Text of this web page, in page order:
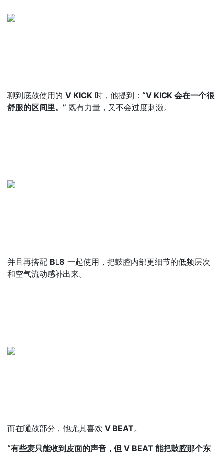
聊到底鼓使用的 V KICK 时，他提到： “V KICK 会在一个很
舒服的区间里。” 既有力量，又不会过度刺激。
并且再搭配 BL8 一起使用，把鼓腔内部更细节的低频层次
和空气流动感补出来。
而在嗵鼓部分，他尤其喜欢 V BEAT。
“有些麦只能收到皮面的声音，但 V BEAT 能把鼓腔那个东